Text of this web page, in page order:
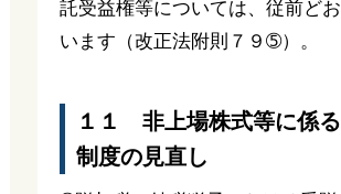
託受益権等については、従前ど
います（改正法附則７９➄）。
１１ 非上場株式等に係
制度の見直し